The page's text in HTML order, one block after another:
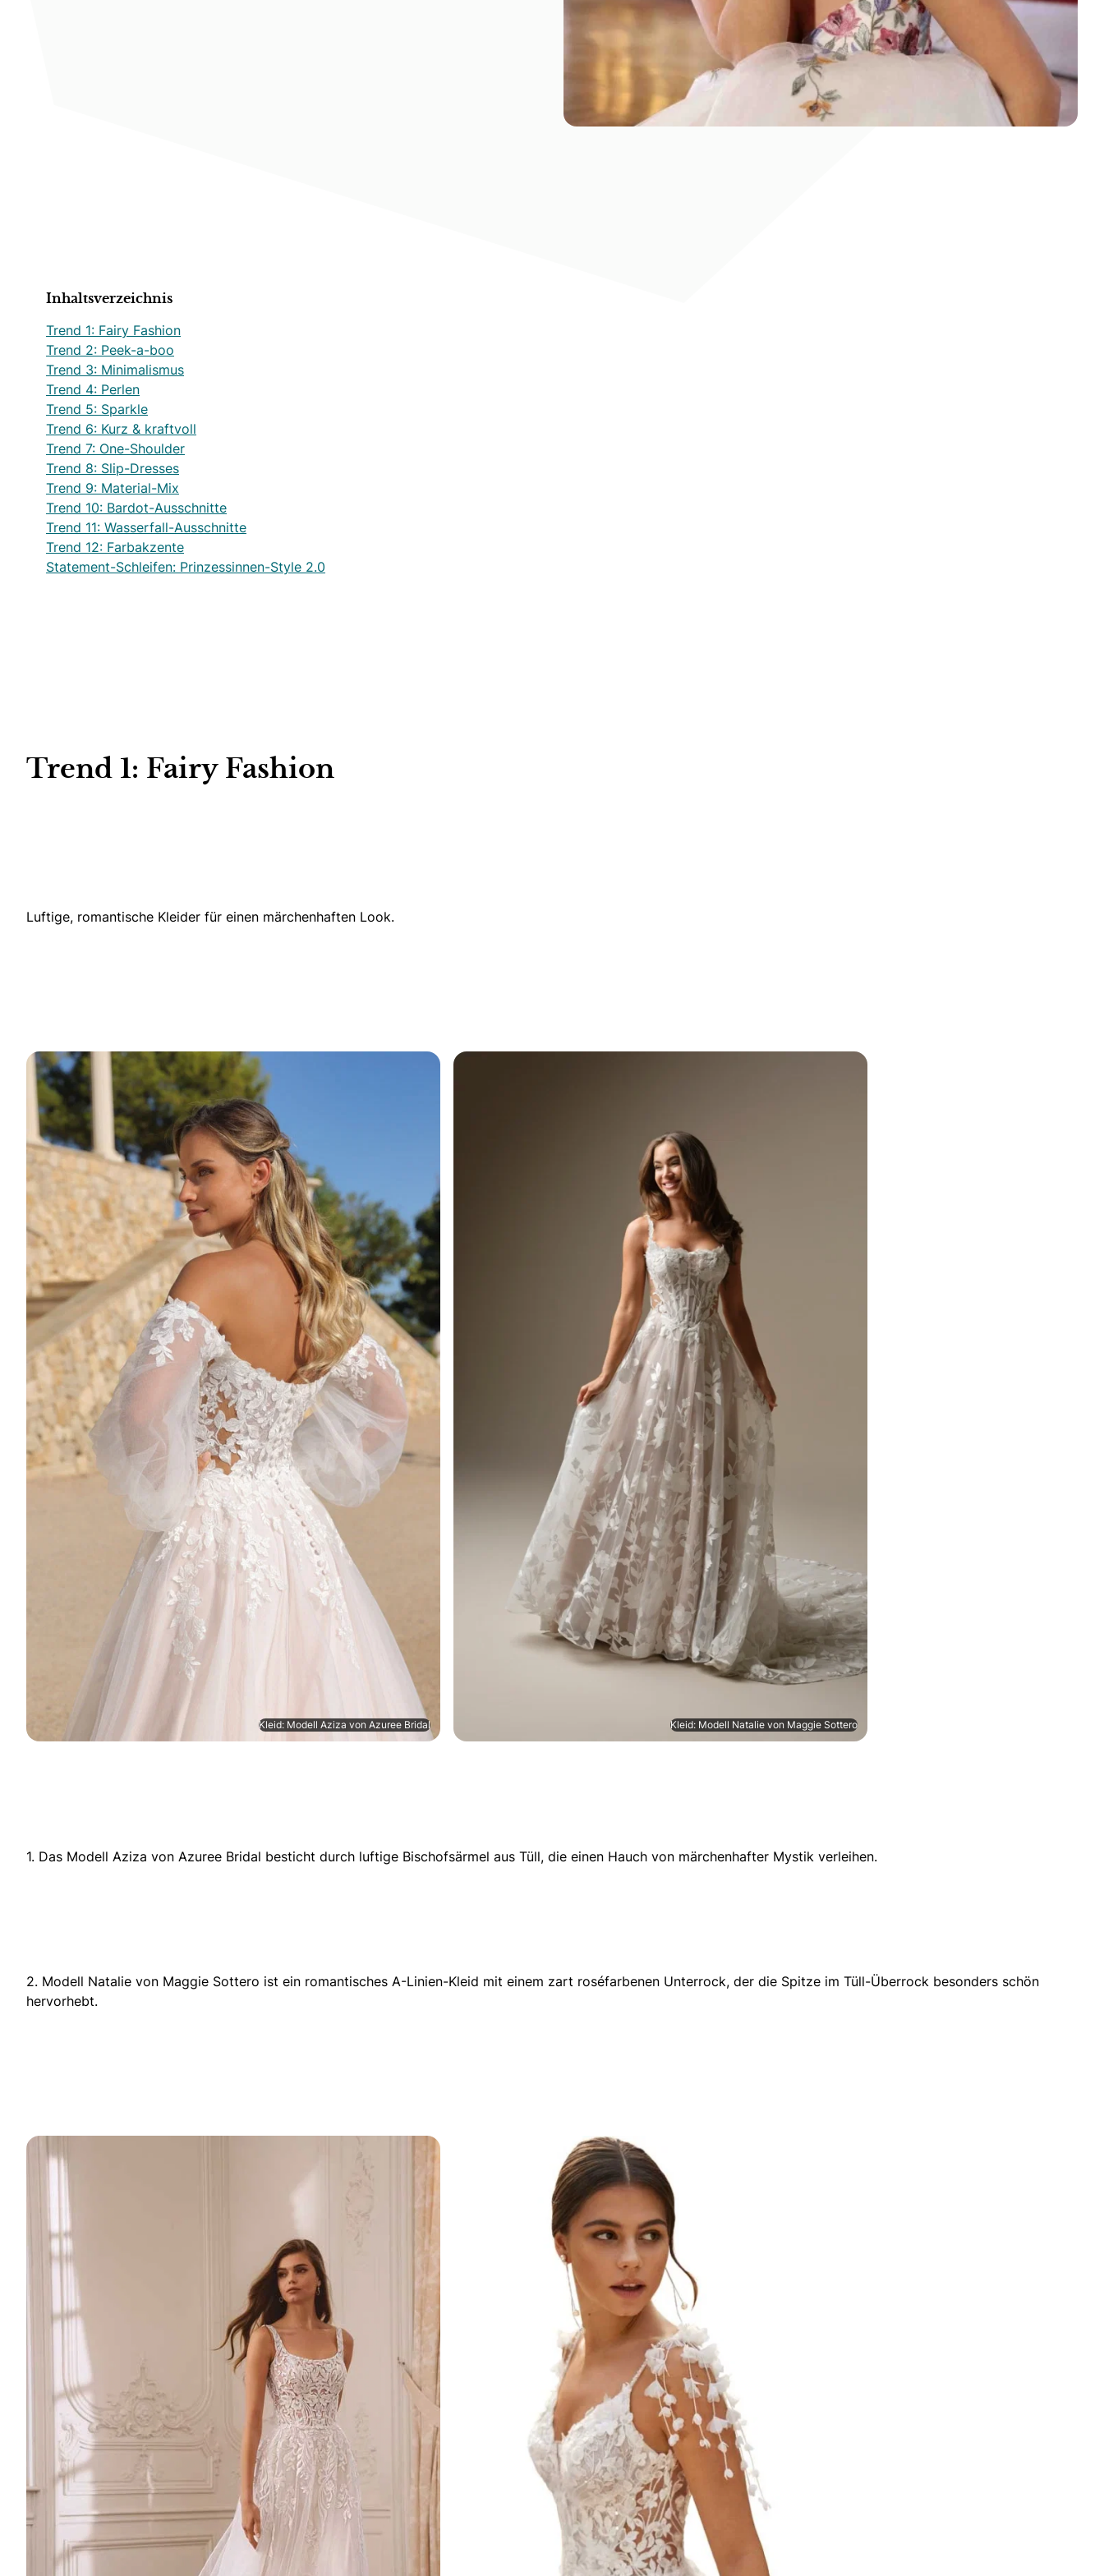
Inhaltsverzeichnis
Trend 1: Fairy Fashion
Trend 2: Peek-a-boo
Trend 3: Minimalismus
Trend 4: Perlen
Trend 5: Sparkle
Trend 6: Kurz & kraftvoll
Trend 7: One-Shoulder
Trend 8: Slip-Dresses
Trend 9: Material-Mix
Trend 10: Bardot-Ausschnitte
Trend 11: Wasserfall-Ausschnitte
Trend 12: Farbakzente
Statement-Schleifen: Prinzessinnen-Style 2.0
Trend 1: Fairy Fashion
Luftige, romantische Kleider für einen märchenhaften Look.
Kleid: Modell Aziza von Azuree Bridal Kleid: Modell Natalie von Maggie Sottero
1. Das Modell Aziza von Azuree Bridal besticht durch luftige Bischofsärmel aus Tüll, die einen Hauch von märchenhafter Mystik verleihen.
2. Modell Natalie von Maggie Sottero ist ein romantisches A-Linien-Kleid mit einem zart roséfarbenen Unterrock, der die Spitze im Tüll-Überrock besonders schön
hervorhebt.